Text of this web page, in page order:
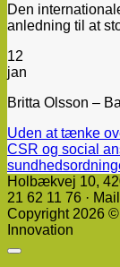
Den
anledning til at
12
jan
Britta Olsson –
Uden at tænke
CSR og social
Holbækvej 10,
21 62 11 76 ·
Copyright 2026
Innovation